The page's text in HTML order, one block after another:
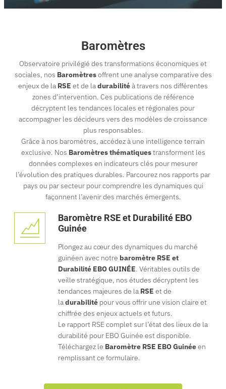
Baromètres
Observatoire privilégié des transformations économiques et
sociales, nos Baromètresoffrent une analyse comparative des
enjeux de la RSE et de ladurabilitéà travers nos différentes
zones d’intervention. Ces publications de référence
décryptent les tendances locales et régionales pour
accompagner les décideurs vers des modèles de croissance
plus responsables.
Grâce à nos baromètres, accédez à une intelligence terrain
exclusive. Nos Baromètres thématiquestransforment les
données complexes en indicateurs clés pour mesurer
l’évolution des pratiques durables. Parcourez nos rapports par
pays ou par secteur pour comprendre les dynamiques qui
façonnent l’avenir des marchés émergents.
Baromètre RSE et Durabilité EBO
Guinée
Plongez au cœur des dynamiques du marché
guinéen avec notre baromètre RSE et
Durabilité EBO GUINÉE. Véritables outils de
veille stratégique, nos études décryptent les
tendances majeures de la RSE et de
ladurabilité pour vous offrir une vision claire et
chiffrée des enjeux actuels et futurs.
Le rapport RSE complet sur l’état des lieux de la
durabilité pour EBO Guinée est disponible.
Téléchargez le Baromètre RSE EBO Guinéeen
remplissant ce formulaire.